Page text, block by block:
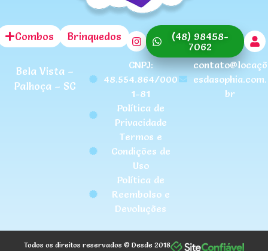
Combos Brinquedos
(48) 98458-
7062
Bela Vista –
Palhoça – SC
CNPJ:
48.554.864/000
1-81
Política de
Privacidade
Termos e
Condições de
Uso
Política de
Reembolso e
Devoluções
contato@locaçõ
esdasophia.com.
br
Todos os direitos reservados © Desde 2018